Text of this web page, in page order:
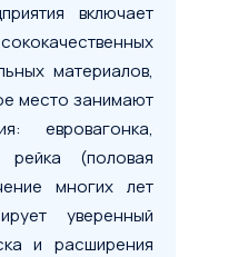
включает
материалов,
место занимают
евровагонка,
рейка (половая
многих лет
уверенный
и расширения